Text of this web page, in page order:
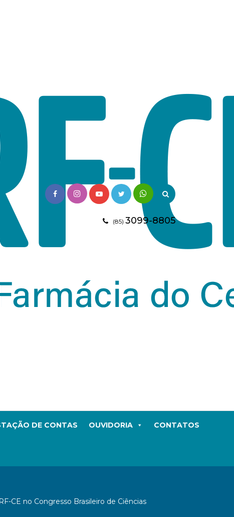
(85) 3099-8805
DE CONTAS OUVIDORIA CONTATOS
CE no Congresso Brasileiro de Ciências